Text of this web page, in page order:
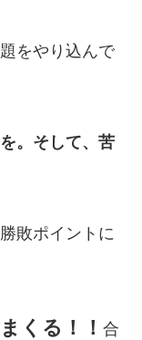
をやり込んで
。そして、苦
敗ポイントに
くる！！合